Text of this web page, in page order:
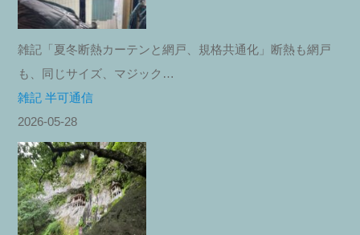
雑記「夏冬断熱カーテンと網戸、規格共通化」断熱も網戸
も、同じサイズ、マジック…
雑記 半可通信
2026-05-28